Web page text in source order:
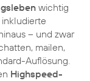
wichtig
– und zwar
mailen,
Auflösung.
Highspeed-